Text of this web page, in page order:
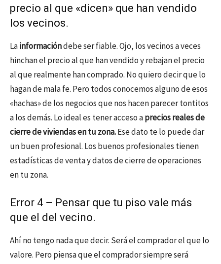
precio al que «dicen» que han vendido
los vecinos.
Lainformacióndebe ser fiable. Ojo, los vecinos a veces
hinchan el precio al que han vendido y rebajan el precio
al que realmente han comprado. No quiero decir que lo
hagan de mala fe. Pero todos conocemos alguno de esos
«hachas» de los negocios que nos hacen parecer tontitos
a los demás. Lo ideal es tener acceso aprecios reales de
cierre de viviendas en tu zona.Ese dato te lo puede dar
un buen profesional. Los buenos profesionales tienen
estadísticas de venta y datos de cierre de operaciones
en tu zona.
Error 4 – Pensar que tu piso vale más
que el del vecino.
Ahí no tengo nada que decir. Será el comprador el que lo
valore. Pero piensa que el comprador siempre será